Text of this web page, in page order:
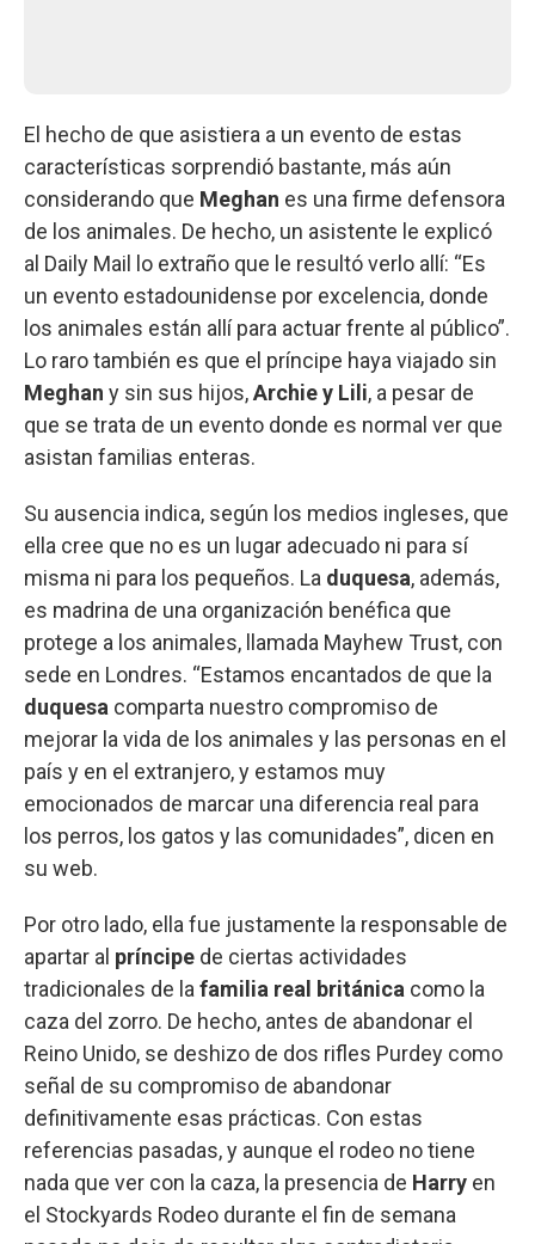
El hecho de que asistiera a un evento de estas
características sorprendió bastante, más aún
considerando que Meghan es una firme defensora
de los animales. De hecho, un asistente le explicó
al Daily Mail lo extraño que le resultó verlo allí: “Es
un evento estadounidense por excelencia, donde
los animales están allí para actuar frente al público”.
Lo raro también es que el príncipe haya viajado sin
Meghan y sin sus hijos,Archie y Lili, a pesar de
que se trata de un evento donde es normal ver que
asistan familias enteras.
Su ausencia indica, según los medios ingleses, que
ella cree que no es un lugar adecuado ni para sí
misma ni para los pequeños. La duquesa, además,
es madrina de una organización benéfica que
protege a los animales, llamada Mayhew Trust, con
sede en Londres. “Estamos encantados de que la
duquesa comparta nuestro compromiso de
mejorar la vida de los animales y las personas en el
país y en el extranjero, y estamos muy
emocionados de marcar una diferencia real para
los perros, los gatos y las comunidades”, dicen en
su web.
Por otro lado, ella fue justamente la responsable de
apartar al príncipe de ciertas actividades
tradicionales de la familia real británica como la
caza del zorro. De hecho, antes de abandonar el
Reino Unido, se deshizo de dos rifles Purdey como
señal de su compromiso de abandonar
definitivamente esas prácticas. Con estas
referencias pasadas, y aunque el rodeo no tiene
nada que ver con la caza, la presencia de Harry en
el Stockyards Rodeo durante el fin de semana